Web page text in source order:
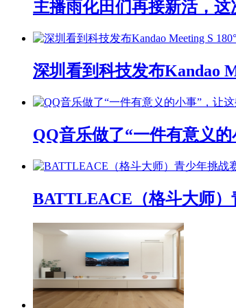
主播雨化田们再接新活，这
深圳看到科技发布Kandao
QQ音乐做了“一件有意义
BATTLEACE（格斗大师